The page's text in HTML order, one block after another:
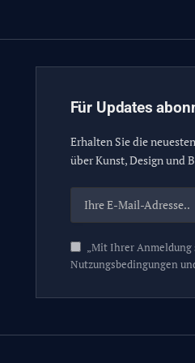
Für Updates
Erhalten Sie die
über Kunst, Design und
„Mit Ihrer Anmeldung
Nutzungsbedingungen